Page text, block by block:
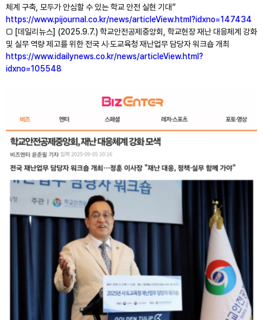
체계 구축, 모두가 안심할 수 있는 학교 안전 실현 기대”
https://www.pijournal.co.kr/news/articleView.html?idxno=147434
□ [데일리뉴스] (2025.9.7.) 학교안전공제중앙회, 학교현장 재난 대응체계 강화
및 실무 역량 제고를 위한 전국 시·도교육청 재난업무 담당자 워크숍 개최
https://www.idailynews.co.kr/news/articleView.html?
idxno=105548